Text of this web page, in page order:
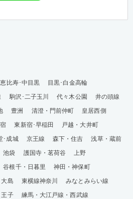
比寿･中目黒
目黒･白金高輪
駒沢･二子玉川 代々木公園
井の頭線
豊洲 清澄・門前仲町
皇居西側
東新宿･早稲田
戸越・大井町
･成城 京王線 森下・住吉
浅草・蔵前
池袋 護国寺・茗荷谷
上野
谷根千・日暮里
神田・神保町
島 東横線神奈川
みなとみらい線
王子
練馬・大江戸線・西武線